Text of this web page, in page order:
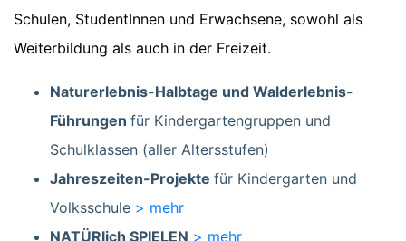
Schulen, StudentInnen und Erwachsene, sowohl als
Weiterbildung als auch in der Freizeit.
Naturerlebnis-Halbtage und Walderlebnis-
Führungen für Kindergartengruppen und
Schulklassen (aller Altersstufen)
Jahreszeiten-Projekte für Kindergarten und
Volksschule > mehr
NATÜRlich SPIELEN > mehr